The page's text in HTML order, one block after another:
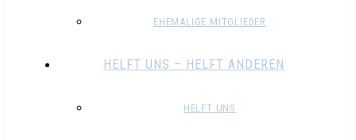
EHEMALIGE MITGLIEDER
HELFT UNS – HELFT ANDEREN
HELFT UNS